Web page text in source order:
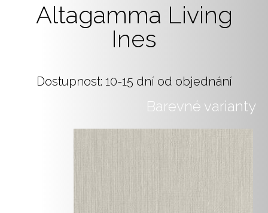
Altagamma Living
Ines
Dostupnost: 10-15 dní od objednání
Barevné varianty